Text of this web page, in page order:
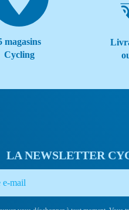
magasins
Cycling
LA NEWSLETTER